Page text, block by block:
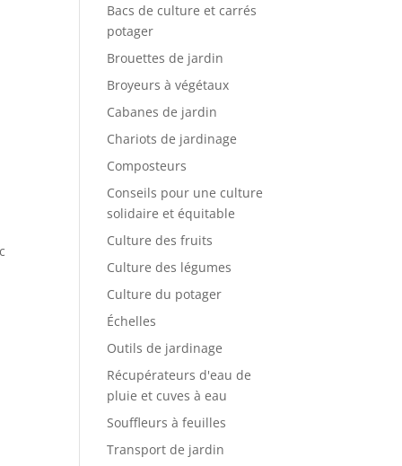
Bacs de culture et carrés
potager
Brouettes de jardin
Broyeurs à végétaux
Cabanes de jardin
Chariots de jardinage
Composteurs
Conseils pour une culture
solidaire et équitable
Culture des fruits
Culture des légumes
Culture du potager
Échelles
Outils de jardinage
Récupérateurs d'eau de
pluie et cuves à eau
Souffleurs à feuilles
Transport de jardin